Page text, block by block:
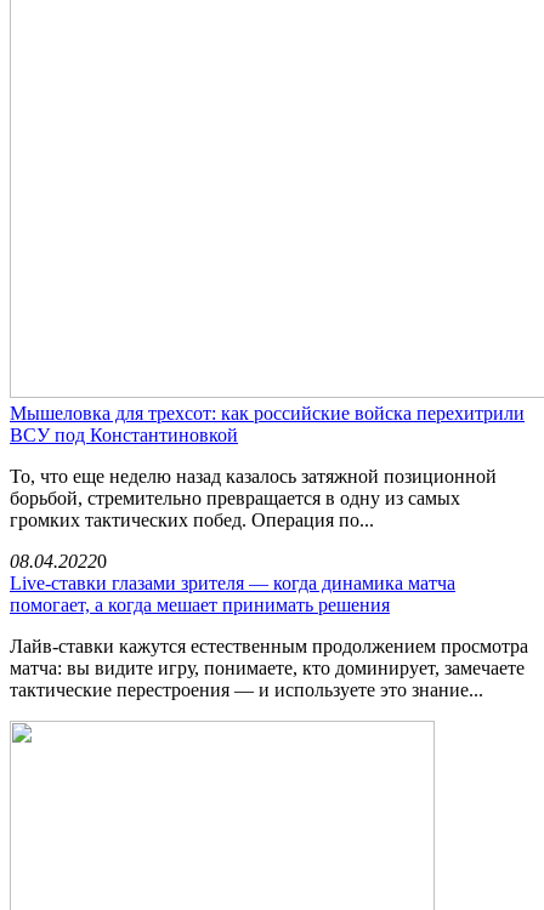
Мышеловка для трехсот: как российские войска перехитрили
ВСУ под Константиновкой
То, что еще неделю назад казалось затяжной позиционной
борьбой, стремительно превращается в одну из самых
громких тактических побед. Операция по...
08.04.20220
Live-ставки глазами зрителя — когда динамика матча
помогает, а когда мешает принимать решения
Лайв-ставки кажутся естественным продолжением просмотра
матча: вы видите игру, понимаете, кто доминирует, замечаете
тактические перестроения — и используете это знание...